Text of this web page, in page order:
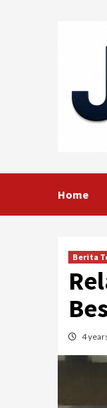
Home
Berita
4